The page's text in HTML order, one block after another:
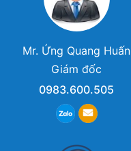
Mr. Ứng Quang Huấn
Giám đốc
0983.600.505